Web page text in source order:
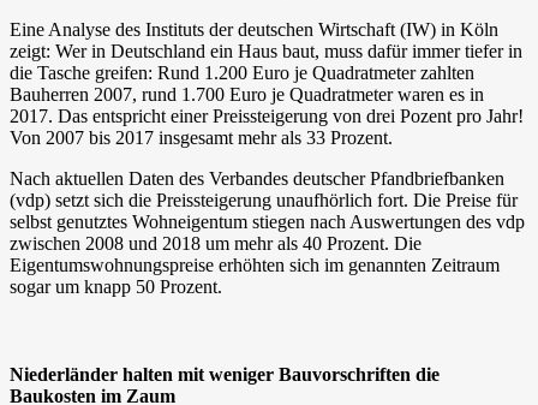
Eine Analyse des Instituts der deutschen Wirtschaft (IW) in Köln
zeigt: Wer in Deutschland ein Haus baut, muss dafür immer tiefer in
die Tasche greifen: Rund 1.200 Euro je Quadratmeter zahlten
Bauherren 2007, rund 1.700 Euro je Quadratmeter waren es in
2017. Das entspricht einer Preissteigerung von drei Pozent pro Jahr!
Von 2007 bis 2017 insgesamt mehr als 33 Prozent.
Nach aktuellen Daten des Verbandes deutscher Pfandbriefbanken
(vdp) setzt sich die Preissteigerung unaufhörlich fort. Die Preise für
selbst genutztes Wohneigentum stiegen nach Auswertungen des vdp
zwischen 2008 und 2018 um mehr als 40 Prozent. Die
Eigentumswohnungspreise erhöhten sich im genannten Zeitraum
sogar um knapp 50 Prozent.
Niederländer halten mit weniger Bauvorschriften die
Baukosten im Zaum